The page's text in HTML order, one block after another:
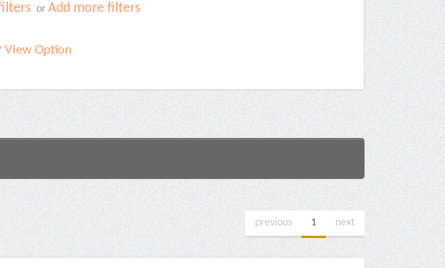
orAdd more filters
View Option
previous 1 next